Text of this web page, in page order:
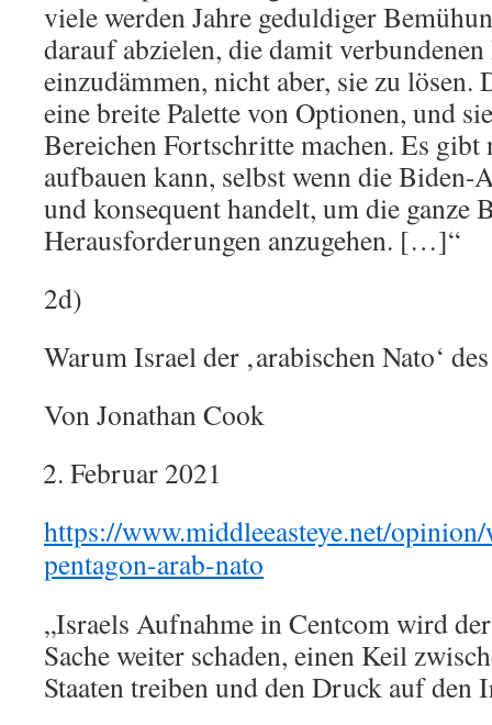
viele werden Jahre geduldiger
darauf abzielen, die damit
einzudämmen, nicht aber, sie zu lösen.
eine breite Palette von Optionen, und
Bereichen Fortschritte machen. Es
aufbauen kann, selbst wenn die
und konsequent handelt, um die ganze
Herausforderungen anzugehen. […]“
2d)
Warum Israel der ‚arabischen Nato‘
Von Jonathan Cook
Februar 2021
https://www.middleeasteye.net/
pentagon-arab-nato
„Israels Aufnahme in Centcom wird
Sache weiter schaden, einen Keil
Staaten treiben und den Druck auf